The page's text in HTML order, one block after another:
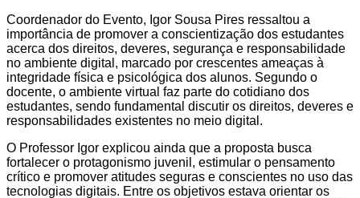
Coordenador do Evento, Igor Sousa Pires ressaltou a
importância de promover a conscientização dos estudantes
acerca dos direitos, deveres, segurança e responsabilidade
no ambiente digital, marcado por crescentes ameaças à
integridade física e psicológica dos alunos. Segundo o
docente, o ambiente virtual faz parte do cotidiano dos
estudantes, sendo fundamental discutir os direitos, deveres e
responsabilidades existentes no meio digital.
O Professor Igor explicou ainda que a proposta busca
fortalecer o protagonismo juvenil, estimular o pensamento
crítico e promover atitudes seguras e conscientes no uso das
tecnologias digitais. Entre os objetivos estava orientar os